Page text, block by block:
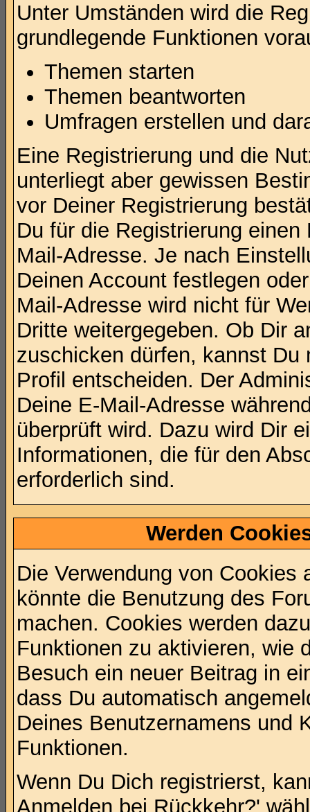
Unter Umständen wird die
grundlegende Funktionen
Themen starten
Themen beantworten
Umfragen erstellen und
Eine Registrierung und die
unterliegt aber gewissen
vor Deiner Registrierung
Du für die Registrierung
Mail-Adresse. Je nach
Deinen Account festlegen
Mail-Adresse wird nicht für
Dritte weitergegeben. Ob Dir
zuschicken dürfen, kannst
Profil entscheiden. Der
Deine E-Mail-Adresse
überprüft wird. Dazu wird Dir
Informationen, die für den
erforderlich sind.
Werden
Die Verwendung von
könnte die Benutzung des
machen. Cookies werden
Funktionen zu aktivieren, wie
Besuch ein neuer Beitrag in
dass Du automatisch
Deines Benutzernamens und
Funktionen.
Wenn Du Dich registrierst,
Anmelden bei Rückkehr?'